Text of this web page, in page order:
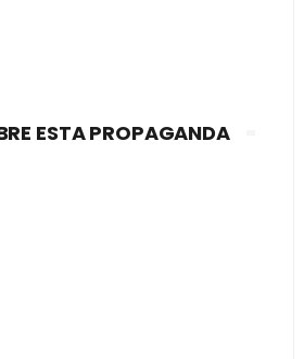
ESTA PROPAGANDA